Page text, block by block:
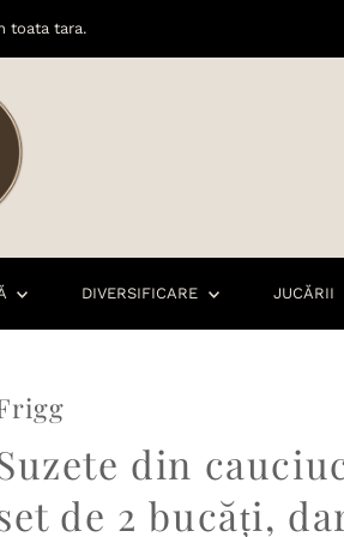
toata tara.
DIVERSIFICARE JUCĂRII
din
de 2 bucăți,